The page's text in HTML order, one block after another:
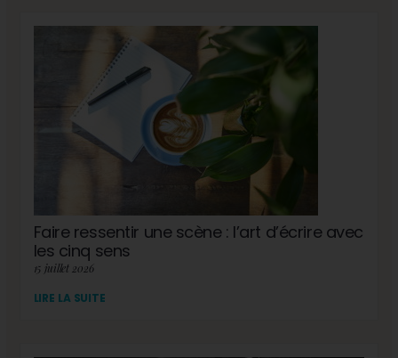
Faire ressentir une scène : l’art d’écrire avec
les cinq sens
15 juillet 2026
LIRE LA SUITE